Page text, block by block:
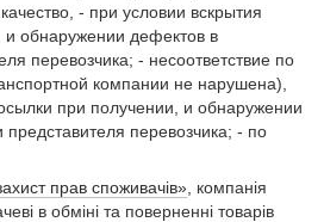
- при условии вскрытия
обнаружении дефектов в
перевозчика; - несоответствие по
компании не нарушена),
при получении, и обнаружении
представителя перевозчика; - по
прав споживачів» , компанія
в обміні та поверненні товарів